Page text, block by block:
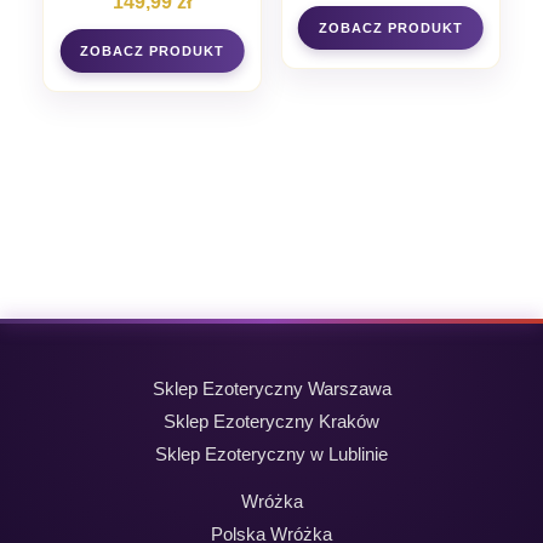
poczułam siłę żywiołu wody i nauczyłam się, jak
pracować z jej energią w rytuałach. W Świątyni
Tirta Empul, gdzie święte źródła wypływają z
świecie. Tam, wśród setek stup i medytujących
przemawiała głośniej niż słowa. Ta cisza stała
się moim przewodnikiem, inspirując mnie do
tworzenia personalizowanych medytacji dla
Każde z tych miejsc, od Bramy Niebios w
Sklep Ezoteryczny Warszawa
Sklep Ezoteryczny Kraków
Sklep Ezoteryczny w Lublinie
Wróżka
Polska Wróżka